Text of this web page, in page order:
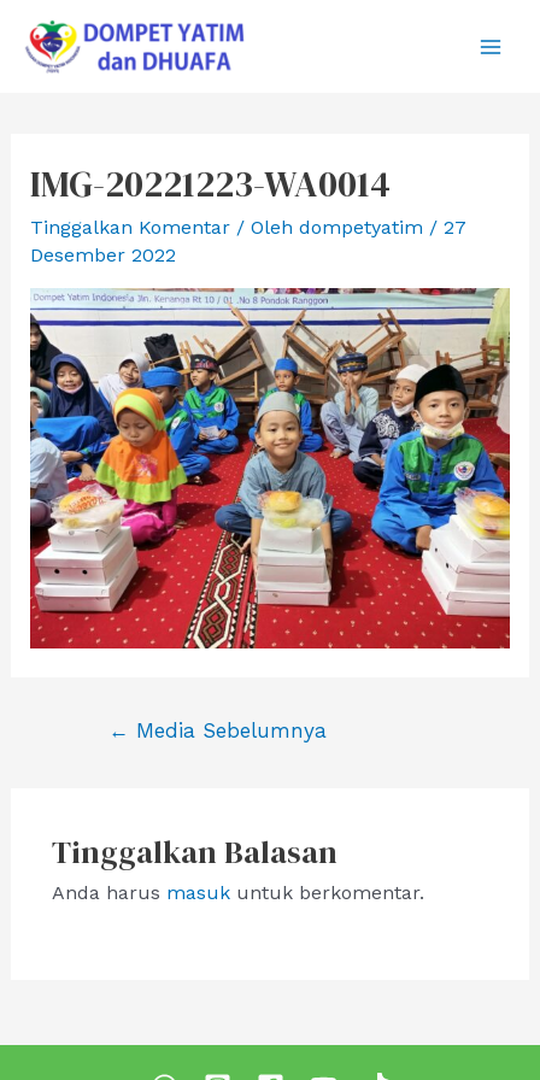
konten
IMG-20221223-WA0014
Tinggalkan Komentar / Oleh dompetyatim / 27
Desember 2022
Navigasi
← Media Sebelumnya
Tinggalkan Balasan
Anda harus masukuntuk berkomentar.